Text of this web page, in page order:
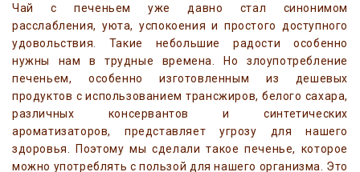
Чай с печеньем уже давно стал синонимом
расслабления, уюта, успокоения и простого доступного
удовольствия. Такие небольшие радости особенно
нужны нам в трудные времена. Но злоупотребление
печеньем, особенно изготовленным из дешевых
продуктов с использованием трансжиров, белого сахара,
различных консервантов и синтетических
ароматизаторов, представляет угрозу для нашего
здоровья. Поэтому мы сделали такое печенье, которое
можно употреблять с пользой для нашего организма. Это